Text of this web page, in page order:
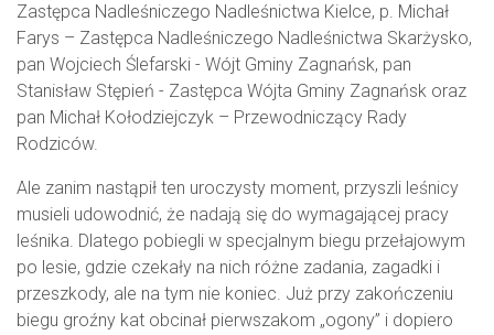
Zastępca Nadleśniczego Nadleśnictwa Kielce, p. Michał
Farys – Zastępca Nadleśniczego Nadleśnictwa Skarżysko,
pan Wojciech Ślefarski - Wójt Gminy Zagnańsk, pan
Stanisław Stępień - Zastępca Wójta Gminy Zagnańsk oraz
pan Michał Kołodziejczyk – Przewodniczący Rady
Rodziców.
Ale zanim nastąpił ten uroczysty moment, przyszli leśnicy
musieli udowodnić, że nadają się do wymagającej pracy
leśnika. Dlatego pobiegli w specjalnym biegu przełajowym
po lesie, gdzie czekały na nich różne zadania, zagadki i
przeszkody, ale na tym nie koniec. Już przy zakończeniu
biegu groźny kat obcinał pierwszakom „ogony” i dopiero